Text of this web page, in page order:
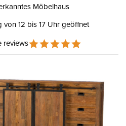
Möbelhaus
von 12 bis 17 Uhr geöffnet
reviews